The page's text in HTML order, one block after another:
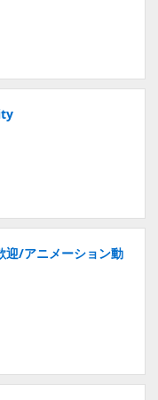
迎/アニメーション動